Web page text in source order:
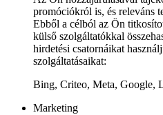
promóciókról is, és releváns
Ebből a célból az Ön
külső szolgáltatókkal
hirdetési csatornáikat
szolgáltatásaikat:
Bing, Criteo, Meta, Google,
Marketing